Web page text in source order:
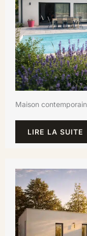
Maison
LIRE LA SUITE